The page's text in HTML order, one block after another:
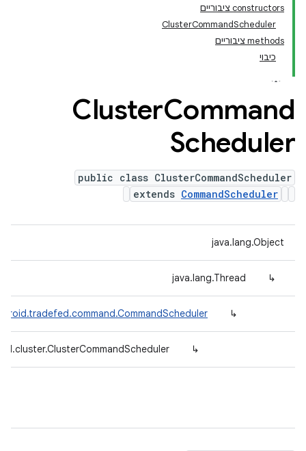
‫constructors ציבוריים
ClusterCommandScheduler
‫methods ציבוריים
כיבוי
ClusterCommand
Scheduler
public class ClusterCommandScheduler
extends CommandScheduler
java.lang.Object
↳
java.lang.Thread
↳
↳